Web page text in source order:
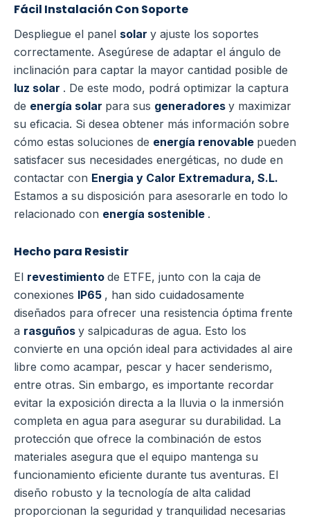
Fácil Instalación Con Soporte
Despliegue el panel solar y ajuste los soportes
correctamente. Asegúrese de adaptar el ángulo de
inclinación para captar la mayor cantidad posible de
luz solar . De este modo, podrá optimizar la captura
de energía solar para sus generadores y maximizar
su eficacia. Si desea obtener más información sobre
cómo estas soluciones de energía renovable pueden
satisfacer sus necesidades energéticas, no dude en
contactar con Energia y Calor Extremadura, S.L.
Estamos a su disposición para asesorarle en todo lo
relacionado con energía sostenible .
Hecho para Resistir
El revestimiento de ETFE, junto con la caja de
conexiones IP65 , han sido cuidadosamente
diseñados para ofrecer una resistencia óptima frente
a rasguños y salpicaduras de agua. Esto los
convierte en una opción ideal para actividades al aire
libre como acampar, pescar y hacer senderismo,
entre otras. Sin embargo, es importante recordar
evitar la exposición directa a la lluvia o la inmersión
completa en agua para asegurar su durabilidad. La
protección que ofrece la combinación de estos
materiales asegura que el equipo mantenga su
funcionamiento eficiente durante tus aventuras. El
diseño robusto y la tecnología de alta calidad
proporcionan la seguridad y tranquilidad necesarias